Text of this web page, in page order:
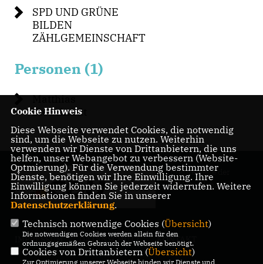
SPD UND GRÜNE
BILDEN
ZÄHLGEMEINSCHAFT
Personen (1)
Matthias
Steuckardt
Internetseite der
CDU Friedenau
IMPRESSUM DATENSCHUTZ KONTAKT
Cookie Hinweis
Diese Webseite verwendet Cookies, die notwendig
sind, um die Webseite zu nutzen. Weiterhin
verwenden wir Dienste von Drittanbietern, die uns
helfen, unser Webangebot zu verbessern (Website-
Optmierung). Für die Verwendung bestimmter
Dienste, benötigen wir Ihre Einwilligung. Ihre
Einwilligung können Sie jederzeit widerrufen. Weitere
Informationen finden Sie in unserer
Datenschutzerklärung.
Technisch notwendige Cookies (Übersicht)
Die notwendigen Cookies werden allein für den
ordnungsgemäßen Gebrauch der Webseite benötigt.
Cookies von Drittanbietern (Übersicht)
Zur Optimierung unserer Webseite binden wir Dienste und